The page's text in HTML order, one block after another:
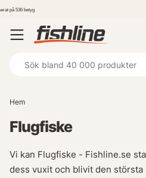
Hem
Flugfiske
Vi kan Flugfiske - Fishline.se
dess vuxit och blivit den största